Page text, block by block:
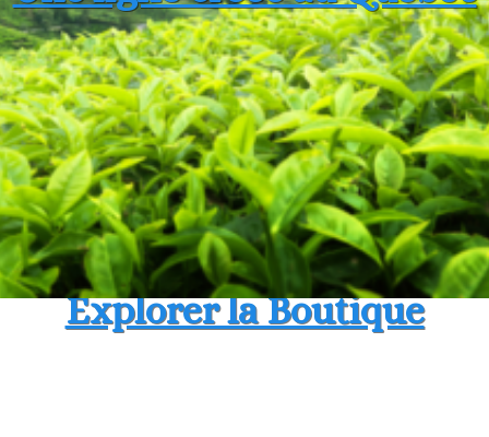
Explorer la Boutique